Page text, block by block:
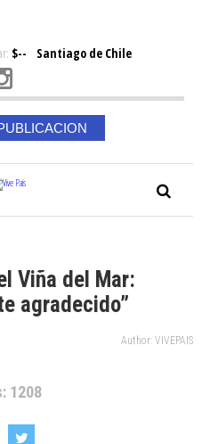
$--
Santiago de Chile
Viña del Mar:
agradecido”
Author: VIVEPAIS
1208